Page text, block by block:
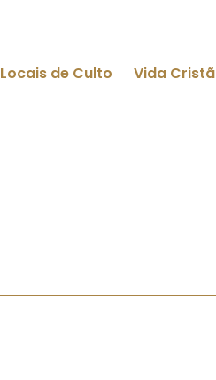
Locais de Culto Vida Cristã